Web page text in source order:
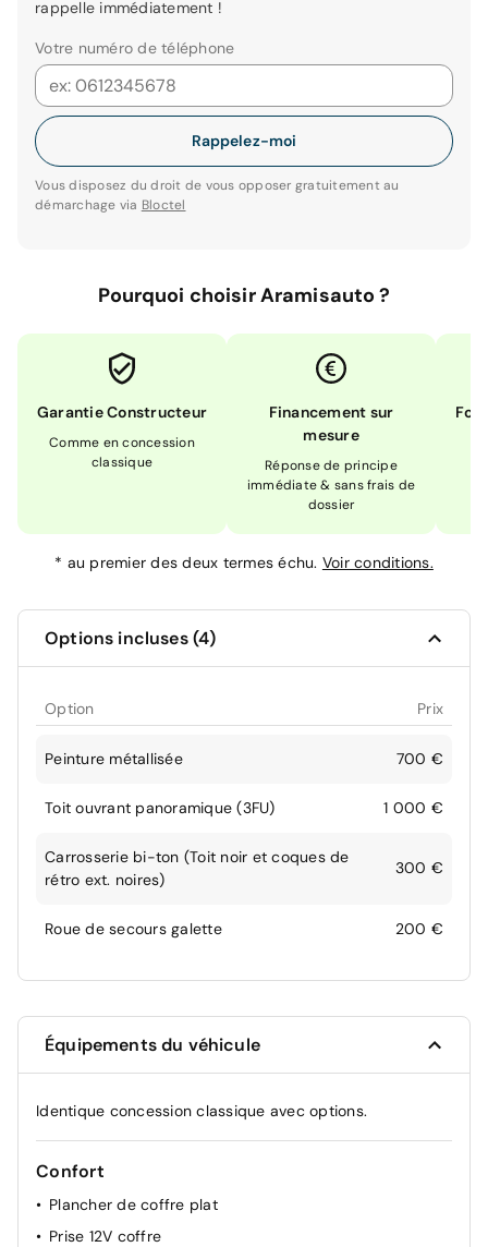
rappelle immédiatement !
Votre numéro de téléphone
Rappelez-moi
Vous disposez du droit de vous opposer gratuitement au
démarchage via Bloctel
Pourquoi choisir Aramisauto ?
Garantie Constructeur
Comme en concession
classique
Financement sur
mesure
Réponse de principe
immédiate & sans frais de
dossier
* au premier des deux termes échu. Voir conditions.
Options incluses (4)
Option Prix
Peinture métallisée 700 €
Toit ouvrant panoramique (3FU) 1 000 €
Carrosserie bi-ton (Toit noir et coques de
rétro ext. noires)
300 €
Roue de secours galette 200 €
Équipements du véhicule
Identique concession classique avec options.
Confort
Plancher de coffre plat
Prise 12V coffre